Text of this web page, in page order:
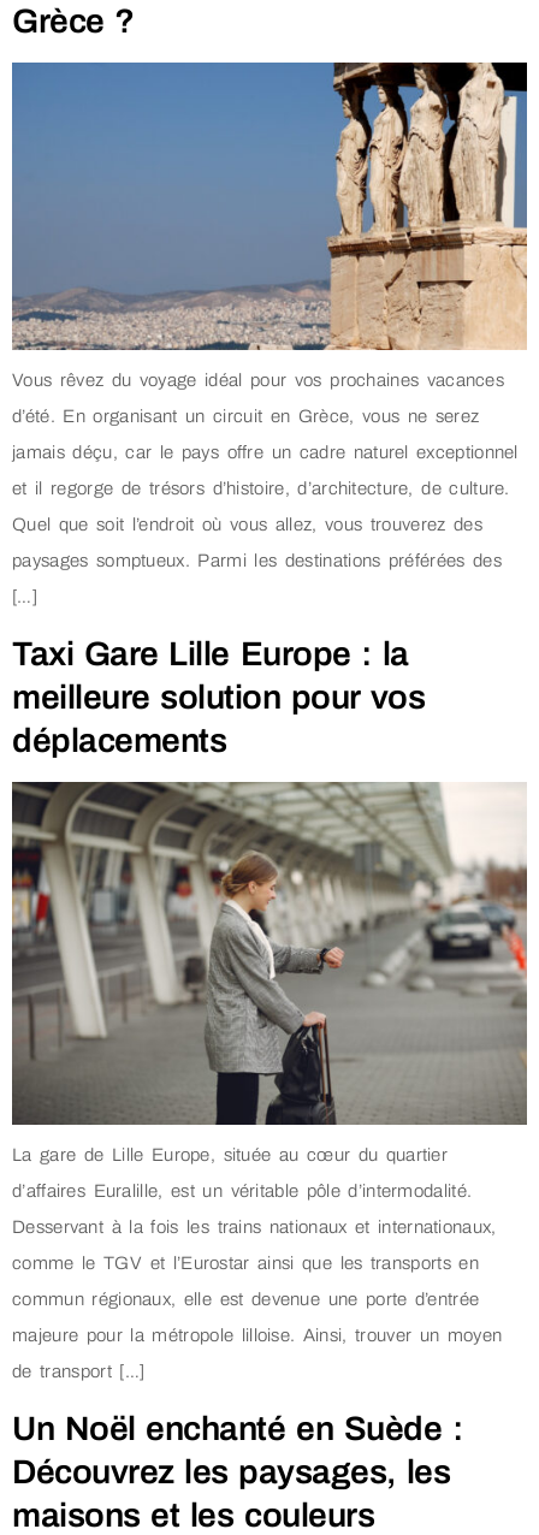
Grèce ?
Vous rêvez du voyage idéal pour vos prochaines vacances
d’été. En organisant un circuit en Grèce, vous ne serez
jamais déçu, car le pays offre un cadre naturel exceptionnel
et il regorge de trésors d’histoire, d’architecture, de culture.
Quel que soit l’endroit où vous allez, vous trouverez des
paysages somptueux. Parmi les destinations préférées des
[…]
Taxi Gare Lille Europe : la
meilleure solution pour vos
déplacements
La gare de Lille Europe, située au cœur du quartier
d’affaires Euralille, est un véritable pôle d’intermodalité.
Desservant à la fois les trains nationaux et internationaux,
comme le TGV et l’Eurostar ainsi que les transports en
commun régionaux, elle est devenue une porte d’entrée
majeure pour la métropole lilloise. Ainsi, trouver un moyen
de transport […]
Un Noël enchanté en Suède :
Découvrez les paysages, les
maisons et les couleurs